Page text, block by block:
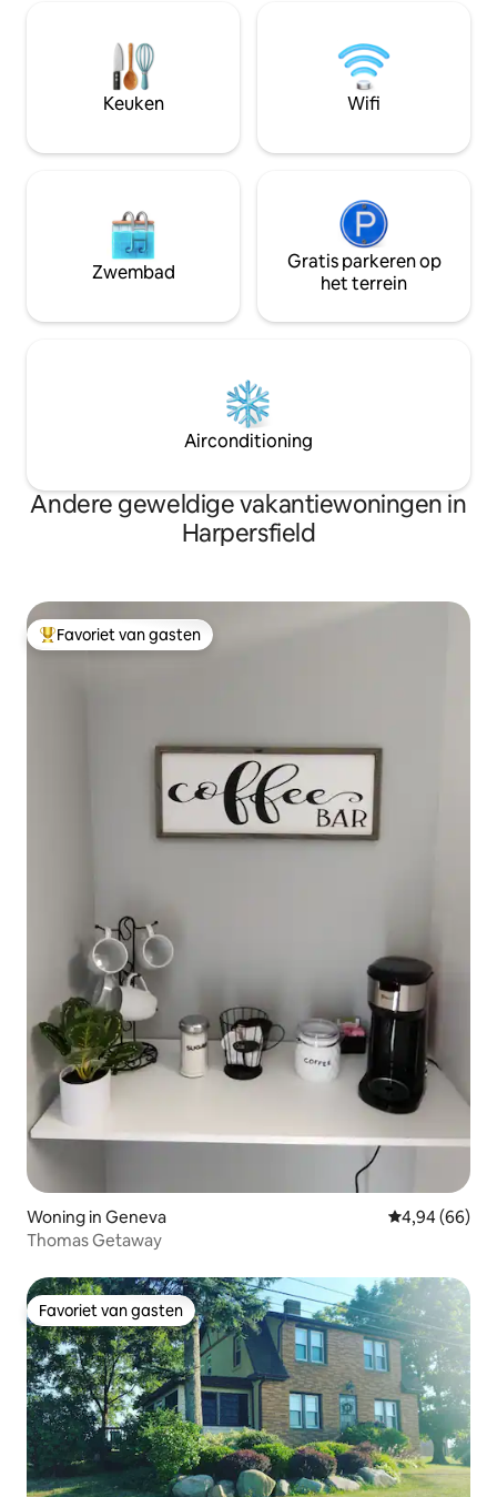
gouden uur op een leuke reis terwijl de
lucht zich omtovert tot een canvas van
prachtige kleuren, de perfecte
achtergrond voor onvergetelijke
en verken de
nachtleven op de
deuren verderop
onvergetelijke
Keuken Wifi
Zwembad
Gratis parkeren op
het terrein
Airconditioning
Andere geweldige vakantiewoningen in
Harpersfield
Topfavoriet van gasten
Favoriet van gasten
Woning in Geneva Gemiddelde
4,94 (66)
Thomas Getaway
Favoriet van gasten
Favoriet van gasten